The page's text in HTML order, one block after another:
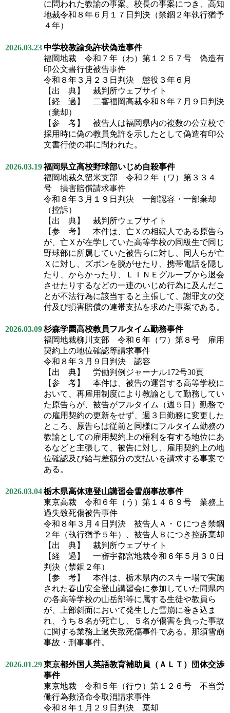
に問われた教諭の事案。校長の事案につき、高知
地裁令和８年６月１７日判決（禁錮２年執行猶予
４年）
2026.03.23中学校教諭免許状偽造事件
福岡地裁 令和７年（わ）第１２５７号 偽造有
印公文書行使被告事件
令和８年３月２３日判決 懲役３年６月
【出 典】 裁判所ウェブサイト
【経 過】 二審福岡高裁令和８年７月９日判決
（棄却）
【参 考】 被告人は福岡県内の複数の公立校で
採用時に偽の教員免許を示したとして偽造有印公
文書行使の罪に問われた。
2026.03.19福岡県立高校野球部いじめ自殺事件
福岡地裁久留米支部 令和２年（ワ）第３３４
号 損害賠償請求事件
令和８年３月１９日判決 一部認容・一部棄却
（控訴）
【出 典】 裁判所ウェブサイト
【参 考】 本件は、亡Ｘの相続人である原告ら
が、亡Ｘが在学していた高等学校の同級生で同じ
野球部に所属していた被告らに対し、同人らが亡
Ｘに対し、ズボンを脱がせたり、携帯電話を隠し
たり、からかったり、ＬＩＮＥグループから退会
させたりするなどの一連のいじめ行為に及んだこ
とが不法行為に該当すると主張して、謝罪文の交
付及び損害賠償の連帯支払を求めた事案である。
2026.03.09杉森学園高校教員フルタイム勤務事件
福岡地裁柳川支部 令和６年（ワ）第８号 雇用
契約上の地位確認等請求事件
令和８年３月９日判決 認容
【出 典】 労働判例ジャーナル172号30頁
【参 考】 本件は、被告の運営する高等学校に
おいて、再雇用制度により教諭として勤務してい
た原告らが、被告がフルタイム（週５日）勤務で
の雇用契約の更新をせず、週３日勤務に変更した
ところ、原告らは従前と同様にフルタイム勤務の
教諭としての雇用契約上の権利を有する地位にあ
るなどと主張して、被告に対し、雇用契約上の地
位確認及び給与差額分の支払いを請求する事案で
ある。
2026.03.04栃木県高体連登山講習会雪崩事故事件
東京高裁 令和６年（う）第１４６９号 業務上
過失致死傷被告事件
令和８年３月４日判決 被告人Ａ・Ｃにつき禁錮
２年（執行猶予５年）、被告人Ｂにつき控訴棄却
【出 典】 裁判所ウェブサイト
【経 過】 一審宇都宮地裁令和６年５月３０日
判決（禁錮２年）
【参 考】 本件は、栃木県内のスキー場で実施
された春山安全登山講習会に参加していた同県内
の各高等学校の山岳部等に属する生徒や教員ら
が、上部斜面において発生した雪崩に巻き込ま
れ、うち８名が死亡し、５名が傷害を負った事故
に関する業務上過失致死傷事件である。那須雪崩
事故・刑事事件。
2026.01.29東京都外国人英語教育補助員（ＡＬＴ）団体交渉
事件
東京地裁 令和５年（行ウ）第１２６号 不当労
働行為救済命令取消請求事件
令和８年１月２９日判決 棄却